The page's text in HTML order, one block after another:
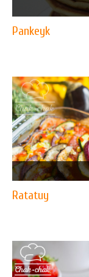
Pankeyk
Ratatuy